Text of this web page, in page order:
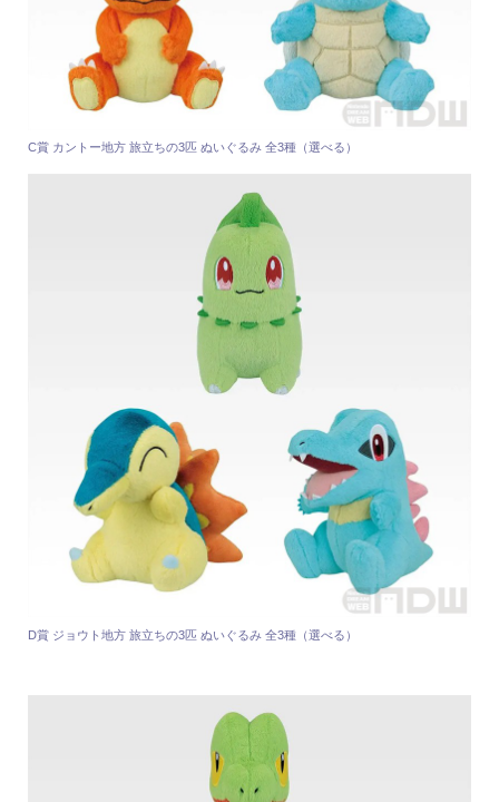
C賞 カントー地方 旅立ちの3匹 ぬいぐるみ 全3種（選べる）
D賞 ジョウト地方 旅立ちの3匹 ぬいぐるみ 全3種（選べる）